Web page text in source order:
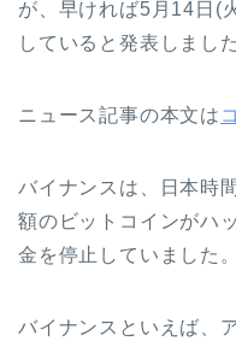
が、早ければ5月14日(
していると発表しました
ニュース記事の本文は
バイナンスは、日本時
額のビットコインがハ
金を停止していました。
バイナンスといえば、